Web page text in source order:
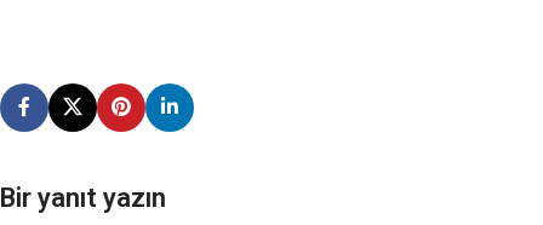
Bir yanıt yazın